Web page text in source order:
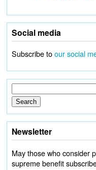
Social media
Subscribe toour social
Newsletter
May those who consider
supreme benefit